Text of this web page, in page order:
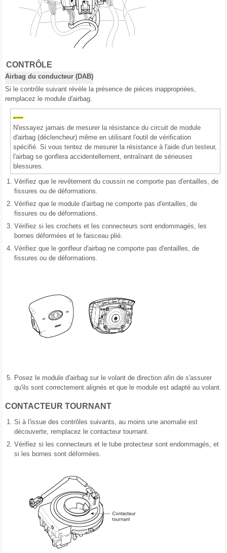
CONTRÔLE
Airbag du conducteur (DAB)
Si le contrôle suivant révèle la présence de pièces inappropriées,
remplacez le module d′airbag.
N'essayez jamais de mesurer la résistance du circuit de module
d′airbag (déclencheur) même en utilisant l′outil de vérification
spécifié. Si vous tentez de mesurer la résistance à l′aide d′un testeur,
l′airbag se gonflera accidentellement, entraînant de sérieuses
blessures.
1. Vérifiez que le revêtement du coussin ne comporte pas d′entailles, de
fissures ou de déformations.
2. Vérifiez que le module d′airbag ne comporte pas d′entailles, de
fissures ou de déformations.
3. Vérifiez si les crochets et les connecteurs sont endommagés, les
bornes déformées et le faisceau plié.
4. Vérifiez que le gonfleur d′airbag ne comporte pas d′entailles, de
fissures ou de déformations.
5. Posez le module d′airbag sur le volant de direction afin de s'assurer
qu'ils sont correctement alignés et que le module est adapté au volant.
CONTACTEUR TOURNANT
1. Si à l′issue des contrôles suivants, au moins une anomalie est
découverte, remplacez le contacteur tournant.
2. Vérifiez si les connecteurs et le tube protecteur sont endommagés, et
si les bornes sont déformées.